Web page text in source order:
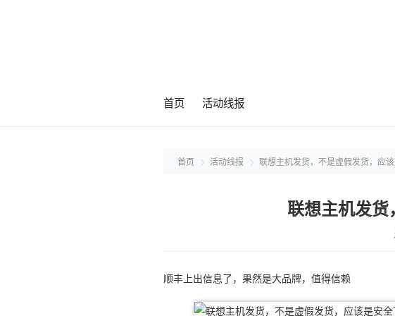
首页 活动线报
首页 活动线报 联想主机发货，不是虚假发货，应
联想主机发货
顺丰上出信息了，果然是大品牌，值得信赖